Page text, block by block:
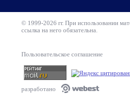
© 1999-2026 гг. При использовании
ссылка на него обязательна.
Пользовательское соглашение
разработано